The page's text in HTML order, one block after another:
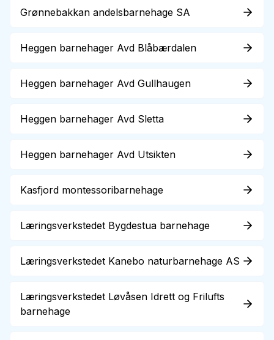
Grønnebakkan andelsbarnehage SA
Heggen barnehager Avd Blåbærdalen
Heggen barnehager Avd Gullhaugen
Heggen barnehager Avd Sletta
Heggen barnehager Avd Utsikten
Kasfjord montessoribarnehage
Læringsverkstedet Bygdestua barnehage
Læringsverkstedet Kanebo naturbarnehage AS
Læringsverkstedet Løvåsen Idrett og Frilufts
barnehage